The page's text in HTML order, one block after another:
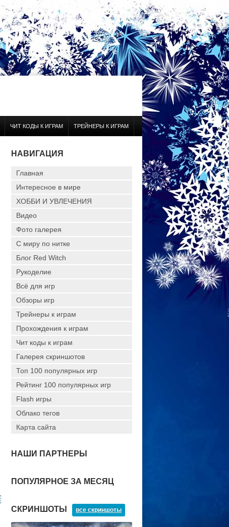
ЧИТ КОДЫ К ИГРАМ ТРЕЙНЕРЫ К ИГРАМ
НАВИГАЦИЯ
Главная
Интересное в мире
ХОББИ И УВЛЕЧЕНИЯ
Видео
Фото галерея
С миру по нитке
Блог Red Witch
Рукоделие
Всё для игр
Обзоры игр
Трейнеры к играм
Прохождения к играм
Чит коды к играм
Галерея скриншотов
Топ 100 популярных игр
Рейтинг 100 популярных игр
Flash игры
Облако тегов
Карта сайта
НАШИ ПАРТНЕРЫ
ПОПУЛЯРНОЕ ЗА МЕСЯЦ
СКРИНШОТЫ все скриншоты